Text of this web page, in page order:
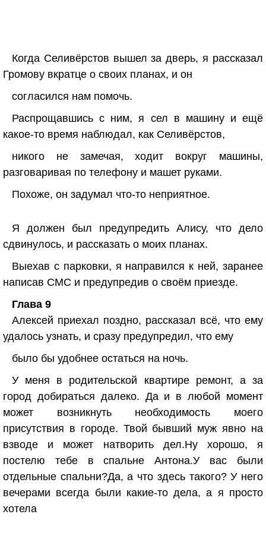
Когда Селивёрстов вышел за дверь, я рассказал
Громову вкратце о своих планах, и он
согласился нам помочь.
Распрощавшись с ним, я сел в машину и ещё
какое-то время наблюдал, как Селивёрстов,
никого не замечая, ходит вокруг машины,
разговаривая по телефону и машет руками.
Похоже, он задумал что-то неприятное.
Я должен был предупредить Алису, что дело
сдвинулось, и рассказать о моих планах.
Выехав с парковки, я направился к ней, заранее
написав СМС и предупредив о своём приезде.
Глава 9
Алексей приехал поздно, рассказал всё, что ему
удалось узнать, и сразу предупредил, что ему
было бы удобнее остаться на ночь.
У меня в родительской квартире ремонт, а за
город добираться далеко. Да и в любой момент
может возникнуть необходимость моего
присутствия в городе. Твой бывший муж явно на
взводе и может натворить дел.Ну хорошо, я
постелю тебе в спальне Антона.У вас были
отдельные спальни?Да, а что здесь такого? У него
вечерами всегда были какие-то дела, а я просто
хотела